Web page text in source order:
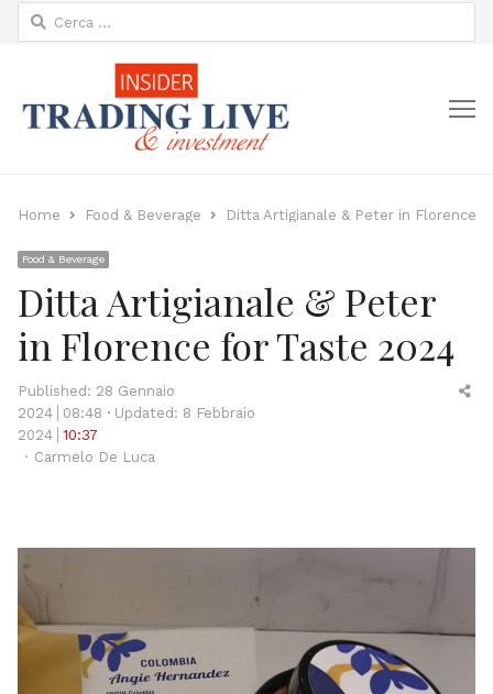
Ricerca
per:
Home Food & Beverage Ditta Artigianale & Peter in Florence
Food & Beverage
Ditta Artigianale & Peter
in Florence for Taste 2024
Published: 28 Gennaio
2024
08:48
Updated: 8 Febbraio
2024
10:37
Author
Carmelo De Luca